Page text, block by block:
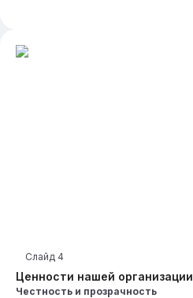
Ценности нашей организации
Слайд 4
Честность и прозрачность